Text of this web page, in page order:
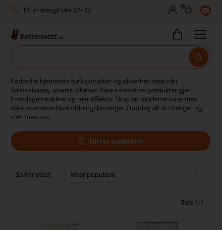
Tlf. er stengt uke 27–32
Toll, moms og avgifter inkludert
30 dagers full returrett
Billig frakt
Tlf. er stengt uke 27–32
0
Forbedre hjemmets funksjonalitet og sikkerhet med vårt
førsteklasses, smarte tilbehør. Våre innovative produkter gjør
hverdagen enklere og mer effektiv. Skap en moderne oase med
våre avanserte husholdningsløsninger. Oppdag alt du trenger og
mer med oss.
Filtrer produkter
Sorter etter:
Side 1/1